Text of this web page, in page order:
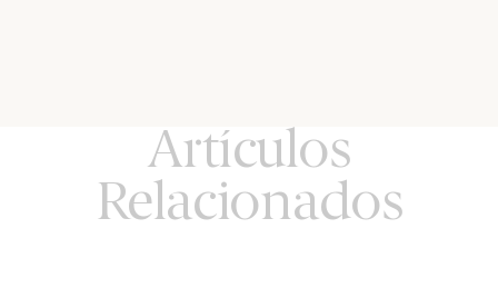
Artículos
Relacionados